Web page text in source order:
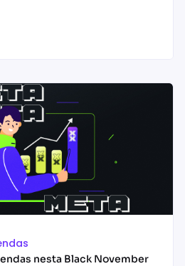
nesta Black November